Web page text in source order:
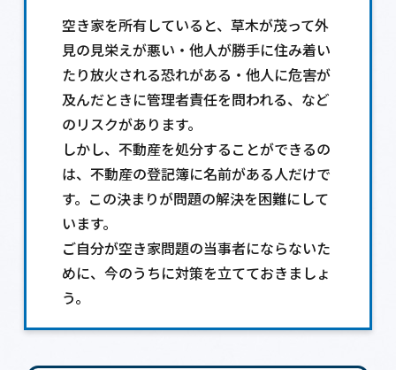
空き家を所有していると、草木が茂って外
見の見栄えが悪い・他人が勝手に住み着い
たり放火される恐れがある・他人に危害が
及んだときに管理者責任を問われる、など
のリスクがあります。
しかし、不動産を処分することができるの
は、不動産の登記簿に名前がある人だけで
す。この決まりが問題の解決を困難にして
います。
ご自分が空き家問題の当事者にならないた
めに、今のうちに対策を立てておきましょ
う。